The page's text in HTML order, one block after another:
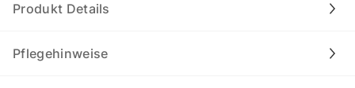
Produkt Details
Pflegehinweise